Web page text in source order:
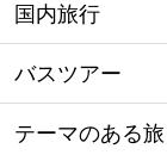
国内旅行
バスツアー
テーマのある旅